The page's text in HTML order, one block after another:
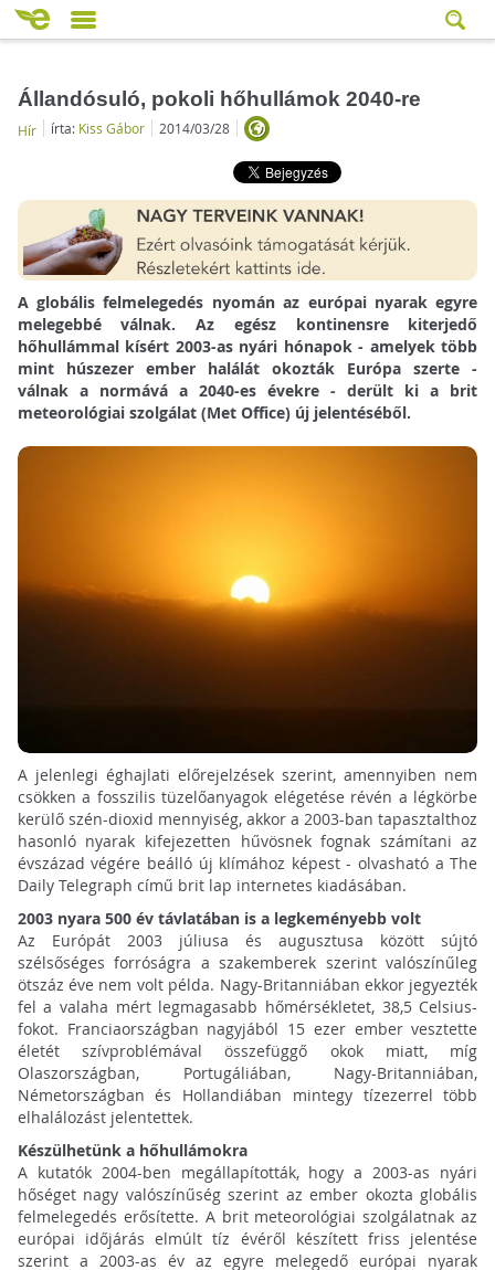
Állandósuló, pokoli hőhullámok 2040-re
Hír írta: Kiss Gábor 2014/03/28
A globális felmelegedés nyomán az európai nyarak egyre
melegebbé válnak. Az egész kontinensre kiterjedő
hőhullámmal kísért 2003-as nyári hónapok - amelyek több
mint húszezer ember halálát okozták Európa szerte -
válnak a normává a 2040-es évekre - derült ki a brit
meteorológiai szolgálat (Met Office) új jelentéséből.
A jelenlegi éghajlati előrejelzések szerint, amennyiben nem
csökken a fosszilis tüzelőanyagok elégetése révén a légkörbe
kerülő szén-dioxid mennyiség, akkor a 2003-ban tapasztalthoz
hasonló nyarak kifejezetten hűvösnek fognak számítani az
évszázad végére beálló új klímához képest - olvasható a The
Daily Telegraph című brit lap internetes kiadásában.
2003 nyara 500 év távlatában is a legkeményebb volt
Az Európát 2003 júliusa és augusztusa között sújtó
szélsőséges forróságra a szakemberek szerint valószínűleg
ötszáz éve nem volt példa. Nagy-Britanniában ekkor jegyezték
fel a valaha mért legmagasabb hőmérsékletet, 38,5 Celsius-
fokot. Franciaországban nagyjából 15 ezer ember vesztette
életét szívproblémával összefüggő okok miatt, míg
Olaszországban, Portugáliában, Nagy-Britanniában,
Németországban és Hollandiában mintegy tízezerrel több
elhalálozást jelentettek.
Készülhetünk a hőhullámokra
A kutatók 2004-ben megállapították, hogy a 2003-as nyári
hőséget nagy valószínűség szerint az ember okozta globális
felmelegedés erősítette. A brit meteorológiai szolgálatnak az
európai időjárás elmúlt tíz évéről készített friss jelentése
szerint a 2003-as év az egyre melegedő európai nyarak